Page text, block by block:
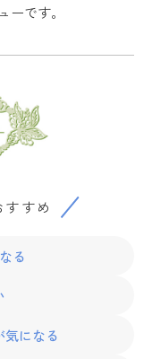
毛穴洗浄＆リフトア
ラジオ波
です。
すめ
る
気になる